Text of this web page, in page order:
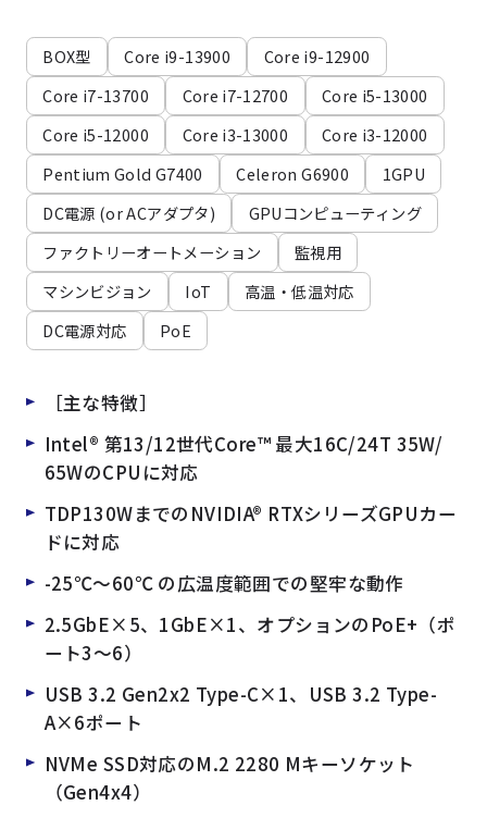
よくある質問
採用情報
BOX型 Core i9-13900
Core i9-12900
Core i7-13700
Core i7-12700
Core i5-13000
Core i5-12000
Core i3-13000
Core i3-12000
Pentium Gold G7400
Celeron G6900
1GPU
DC電源 (or ACアダプタ)
GPUコンピューティング
ファクトリーオートメーション
監視用
マシンビジョン
IoT
高温・低温対応
DC電源対応
PoE
［主な特徴］
Intel® 第13/12世代Core™ 最大16C/24T 35W/
65WのCPUに対応
TDP130WまでのNVIDIA® RTXシリーズGPUカー
ドに対応
-25℃～60℃ の広温度範囲での堅牢な動作
2.5GbE×5、1GbE×1、オプションのPoE+（ポ
ート3～6）
USB 3.2 Gen2x2 Type-C×1、USB 3.2 Type-
A×6ポート
NVMe SSD対応のM.2 2280 Mキーソケット
（Gen4x4）